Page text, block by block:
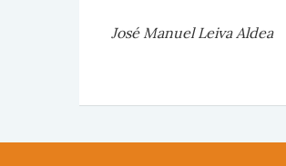
José Manuel Leiva Aldea